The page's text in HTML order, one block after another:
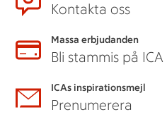
Kontakta oss
Massa erbjudanden
Bli stammis på ICA
ICAs inspirationsmejl
Prenumerera